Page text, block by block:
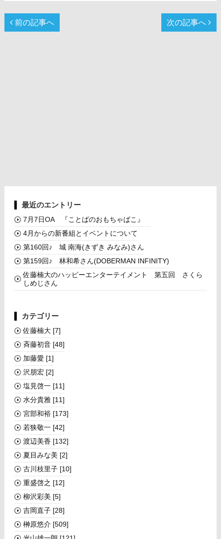
前の記事へ 次の記事へ
最近のエントリー
7月7日OA 『ことばのおもちゃばこ』
4月からの新番組とイベントについて
第160回♪ 城 南海(きずき みなみ)さん
第159回♪ 林和希さん(DOBERMAN INFINITY)
佐藤楠大のハッピーエンターテイメント 第五回 さくら
しめじさん
カテゴリー
佐藤楠大 [7]
斉藤初音 [48]
加藤愛 [1]
沢朋宏 [2]
塩見啓一 [11]
水分貴雅 [11]
宮部和裕 [173]
若狭敬一 [42]
渡辺美香 [132]
夏目みな美 [2]
古川枝里子 [10]
重盛啓之 [12]
柳沢彩美 [5]
吉岡直子 [28]
榊󠄀原悠介 [509]